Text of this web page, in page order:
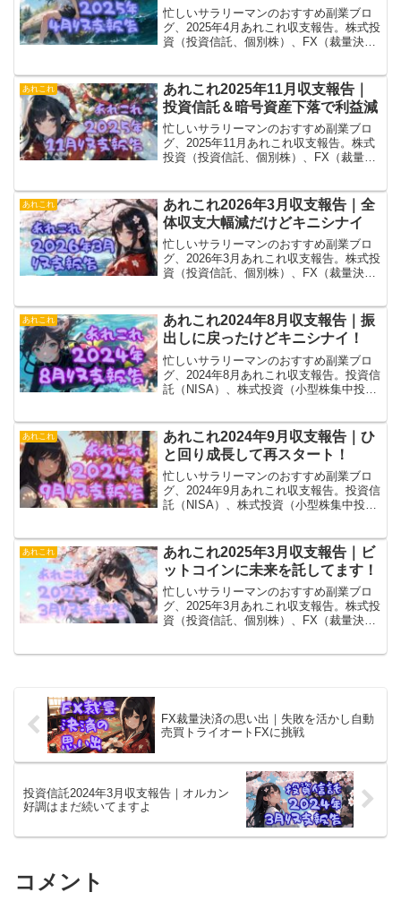
忙しいサラリーマンのおすすめ副業ブロ
グ、2025年4月あれこれ収支報告。株式投
資（投資信託、個別株）、FX（裁量決
電子書籍とか）全部ひっくるめて赤字が
ちょっと減った！
あれこれ
あれこれ2025年11月収支報告｜
投資信託＆暗号資産下落で利益減
忙しいサラリーマンのおすすめ副業ブロ
グ、2025年11月あれこれ収支報告。株式
投資（投資信託、個別株）、FX（裁量決
電子書籍とか）含めて減りはしたけど金
額的にわずか。
あれこれ
あれこれ2026年3月収支報告｜全
体収支大幅減だけどキニシナイ
忙しいサラリーマンのおすすめ副業ブロ
グ、2026年3月あれこれ収支報告。株式投
資（投資信託、個別株）、FX（裁量決
電子書籍とか）含めて大幅減。投資信託
の影響デカすぎ。
あれこれ
あれこれ2024年8月収支報告｜振
出しに戻ったけどキニシナイ！
忙しいサラリーマンのおすすめ副業ブロ
グ、2024年8月あれこれ収支報告。投資信
託（NISA）、株式投資（小型株集中投
れこれ（暗号通貨とか）合計で振出しに
戻りました！
あれこれ
あれこれ2024年9月収支報告｜ひ
と回り成長して再スタート！
忙しいサラリーマンのおすすめ副業ブロ
グ、2024年9月あれこれ収支報告。投資信
託（NISA）、株式投資（小型株集中投
れこれ（暗号通貨とか）合計でプラスに
戻りました！
あれこれ
あれこれ2025年3月収支報告｜ビ
ットコインに未来を託してます！
忙しいサラリーマンのおすすめ副業ブロ
グ、2025年3月あれこれ収支報告。株式投
資（投資信託、個別株）、FX（裁量決
FX裁量決済の思い出｜失敗を活かし自動
売買トライオートFXに挑戦
投資信託2024年3月収支報告｜オルカン
好調はまだ続いてますよ
コメント